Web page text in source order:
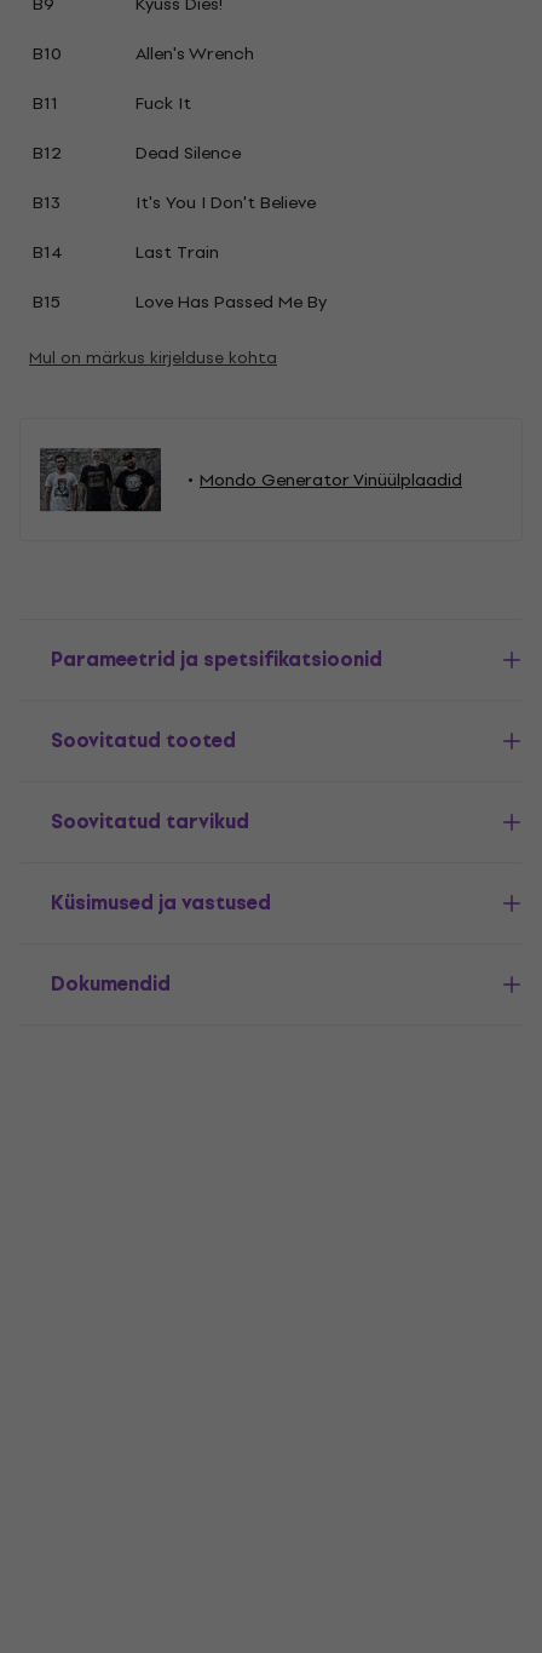
B10
Allen's Wrench
B11
Fuck It
B12
Dead Silence
B13
It's You I Don't Believe
B14
Last Train
B15
Love Has Passed Me By
Mul on märkus kirjelduse kohta
Mondo Generator Vinüülplaadid
Parameetrid ja spetsifikatsioonid
Soovitatud tooted
Soovitatud tarvikud
Küsimused ja vastused
Dokumendid